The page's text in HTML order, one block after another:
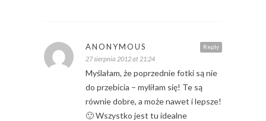
Reply
ANONYMOUS
27 sierpnia 2012 at 21:24
Myślałam, że poprzednie fotki są nie
do przebicia – myliłam się! Te są
równie dobre, a może nawet i lepsze!
🙂 Wszystko jest tu idealne